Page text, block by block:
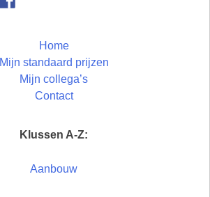
Home
Mijn standaard prijzen
Mijn collega’s
Contact
Klussen A-Z:
Aanbouw